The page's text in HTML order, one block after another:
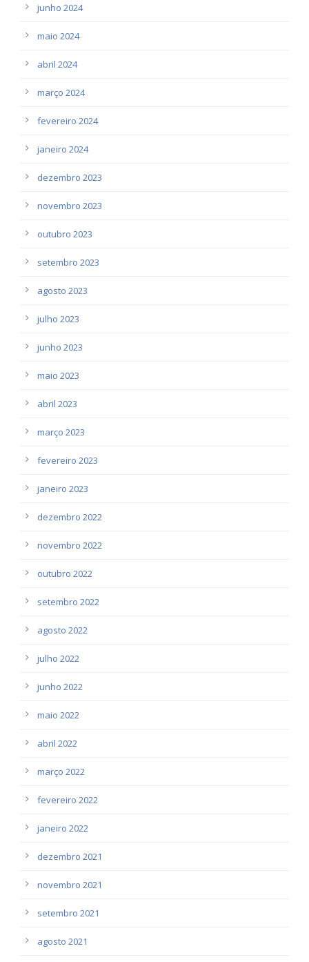
junho 2024
maio 2024
abril 2024
março 2024
fevereiro 2024
janeiro 2024
dezembro 2023
novembro 2023
outubro 2023
setembro 2023
agosto 2023
julho 2023
junho 2023
maio 2023
abril 2023
março 2023
fevereiro 2023
janeiro 2023
dezembro 2022
novembro 2022
outubro 2022
setembro 2022
agosto 2022
julho 2022
junho 2022
maio 2022
abril 2022
março 2022
fevereiro 2022
janeiro 2022
dezembro 2021
novembro 2021
setembro 2021
agosto 2021